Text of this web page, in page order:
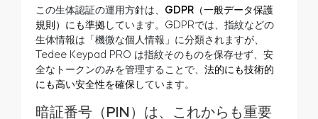
この生体認証の運用方針は、 GDPR（一般データ保護
規則）にも準拠 しています。GDPRでは、指紋などの
生体情報は「機微な個人情報」に分類されますが、
Tedee Keypad PRO は指紋そのものを保存せず、安
全なトークンのみを管理することで、 法的にも技術的
にも高い安全性を確保 しています。
暗証番号（PIN）は、これからも重要